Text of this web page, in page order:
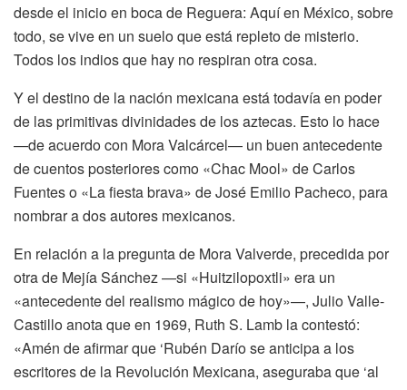
desde el inicio en boca de Reguera: Aquí en México, sobre
todo, se vive en un suelo que está repleto de misterio.
Todos los indios que hay no respiran otra cosa.
Y el destino de la nación mexicana está todavía en poder
de las primitivas divinidades de los aztecas. Esto lo hace
—de acuerdo con Mora Valcárcel— un buen antecedente
de cuentos posteriores como «Chac Mool» de Carlos
Fuentes o «La fiesta brava» de José Emilio Pacheco, para
nombrar a dos autores mexicanos.
En relación a la pregunta de Mora Valverde, precedida por
otra de Mejía Sánchez —si «Huitzilopoxtli» era un
«antecedente del realismo mágico de hoy»—, Julio Valle-
Castillo anota que en 1969, Ruth S. Lamb la contestó:
«Amén de afirmar que ‘Rubén Darío se anticipa a los
escritores de la Revolución Mexicana, aseguraba que ‘al